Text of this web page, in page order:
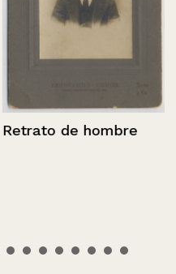
Retrato de hombre